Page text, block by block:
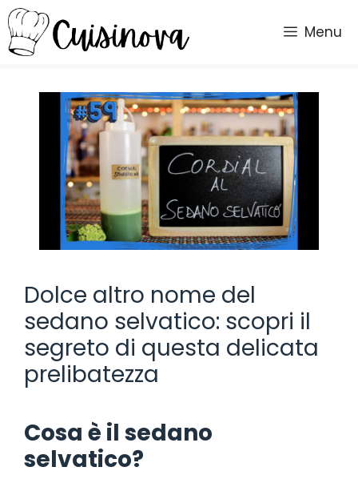
Vai
al
contenuto
Menu
Dolce altro nome del
sedano selvatico: scopri il
segreto di questa delicata
prelibatezza
Cosa è il sedano
selvatico?